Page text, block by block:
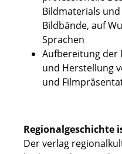
Bildmaterials
Bildbände, auf
Sprachen
Aufbereitung der
und Herstellung
und
Regionalgeschichte
Der verlag